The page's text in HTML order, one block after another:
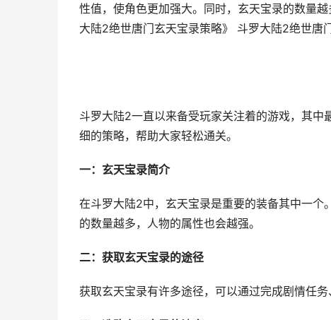
性值，使角色更加强大。同时，玄天宝录的数量
大陆2绝世唐门玄天宝录策略》 斗罗大陆2绝世唐
斗罗大陆2一直以来备受玩家关注着的游戏，其
细的策略，帮助大家轻松通关。
一：玄天宝录简介
在斗罗大陆2中，玄天宝录是重要的装备其中一
的数量越多，人物的属性也会越强。
二：获取玄天宝录的途径
获取玄天宝录有许多途径，可以通过完成剧情任务